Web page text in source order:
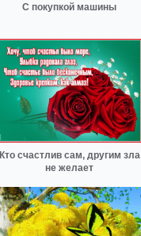
С покупкой машины
Кто счастлив сам, другим зла
не желает